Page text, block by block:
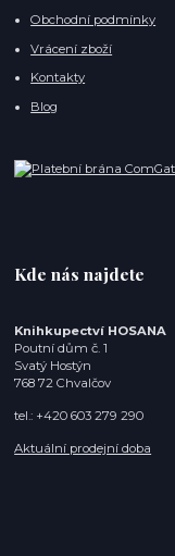
Obchodní podmínky
Vrácení zboží
Kontakty
Blog
Kde nás najdete
Knihkupectví HOSANA
Poutní dům č. 1
Svatý Hostýn
768 72 Chvalčov
tel.: +420 603 279 290
Aktuální prodejní doba